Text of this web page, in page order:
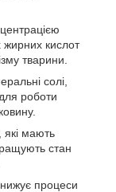
жирних кислот
тварини.
солі,
роботи
які мають
стан
процеси